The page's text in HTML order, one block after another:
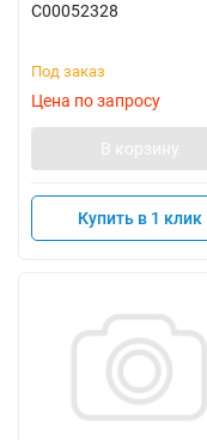
C00052328
Под заказ
Цена по запросу
В корзину
Купить в 1 клик